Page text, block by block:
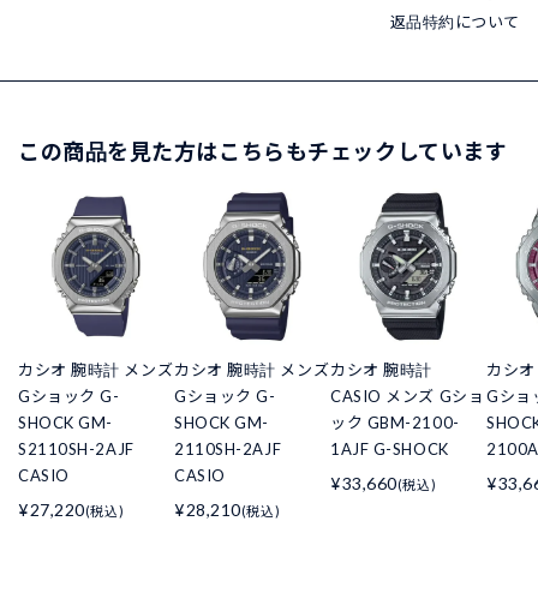
返品特約について
この商品を見た方はこちらもチェックしています
カシオ 腕時計 メンズ
Gショック G-
SHOCK GM-
S2110SH-2AJF
CASIO
¥27,220(税込)
カシオ 腕時計 メンズ
Gショック G-
SHOCK GM-
2110SH-2AJF
CASIO
¥28,210(税込)
カシオ 腕時計
CASIO メンズ Gショ
ック GBM-2100-
1AJF G-SHOCK
¥33,660(税込)
カシ
Gショ